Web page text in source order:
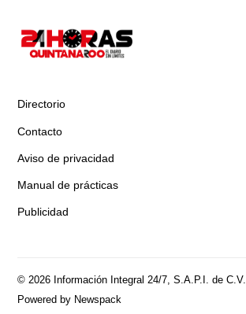
Directorio
Contacto
Aviso de privacidad
Manual de prácticas
Publicidad
© 2026 Información Integral 24/7, S.A.P.I. de C.V.
Powered by Newspack